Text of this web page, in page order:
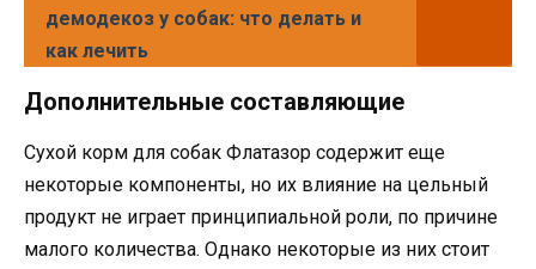
демодекоз у собак: что делать и
как лечить
Дополнительные составляющие
Сухой корм для собак Флатазор содержит еще
некоторые компоненты, но их влияние на цельный
продукт не играет принципиальной роли, по причине
малого количества. Однако некоторые из них стоит